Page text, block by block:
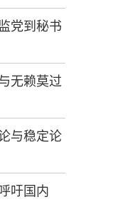
党到秘书
无赖莫过
与稳定论
吁国内